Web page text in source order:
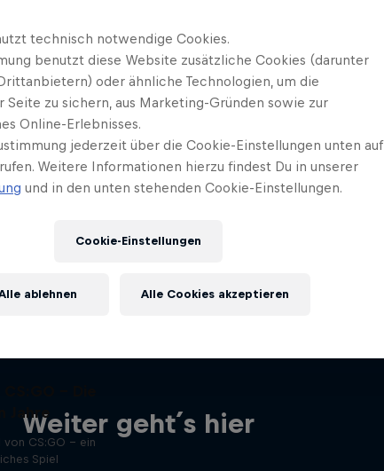
Esport News. Verbessere dein Gaming mit …
Weiter geht´s hier
Jahre
von CS:GO - ein
Spiel
technisch notwendige Cookies.
benutzt diese Website zusätzliche Cookies (darunter
oder ähnliche Technologien, um die
Seite zu sichern, aus Marketing-Gründen sowie zur
Online-Erlebnisses.
jederzeit über die Cookie-Einstellungen unten auf
Weitere Informationen hierzu findest Du in unserer
und in den unten stehenden Cookie-Einstellungen.
Cookie-Einstellungen
ablehnen Alle Cookies akzeptieren